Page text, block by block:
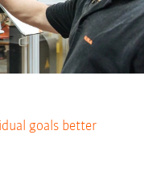
goals better